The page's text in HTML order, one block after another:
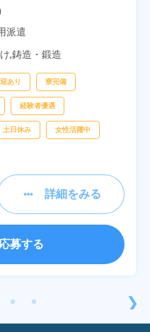
派遣
,鋳造・鍛造
あり 寮完備
経験者優遇
土日休み 女性活躍中
詳細をみる
募する
❯